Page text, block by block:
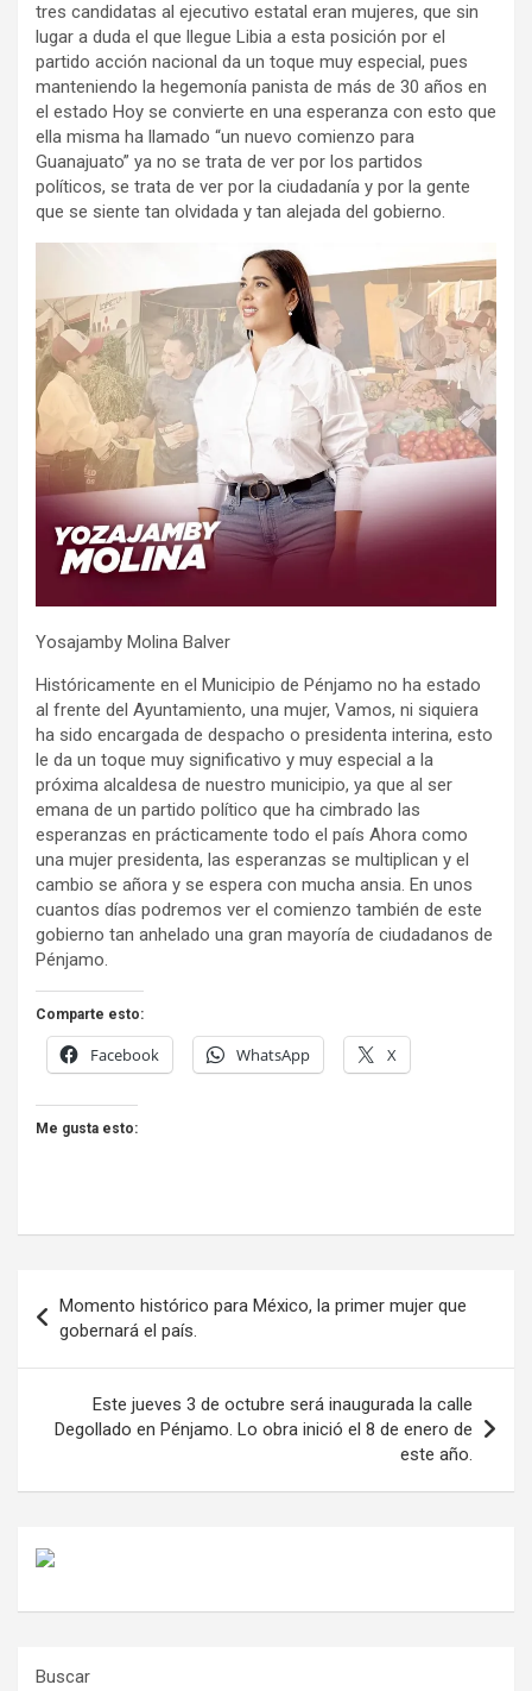
tres candidatas al ejecutivo estatal eran mujeres, que sin
lugar a duda el que llegue Libia a esta posición por el
partido acción nacional da un toque muy especial, pues
manteniendo la hegemonía panista de más de 30 años en
el estado Hoy se convierte en una esperanza con esto que
ella misma ha llamado “un nuevo comienzo para
Guanajuato” ya no se trata de ver por los partidos
políticos, se trata de ver por la ciudadanía y por la gente
que se siente tan olvidada y tan alejada del gobierno.
Yosajamby Molina Balver
Históricamente en el Municipio de Pénjamo no ha estado
al frente del Ayuntamiento, una mujer, Vamos, ni siquiera
ha sido encargada de despacho o presidenta interina, esto
le da un toque muy significativo y muy especial a la
próxima alcaldesa de nuestro municipio, ya que al ser
emana de un partido político que ha cimbrado las
esperanzas en prácticamente todo el país Ahora como
una mujer presidenta, las esperanzas se multiplican y el
cambio se añora y se espera con mucha ansia. En unos
cuantos días podremos ver el comienzo también de este
gobierno tan anhelado una gran mayoría de ciudadanos de
Pénjamo.
Comparte esto:
Facebook WhatsApp X
Me gusta esto:
de
entradas
Momento histórico para México, la primer mujer que
gobernará el país.
Este jueves 3 de octubre será inaugurada la calle
Degollado en Pénjamo. Lo obra inició el 8 de enero de
este año.
Buscar